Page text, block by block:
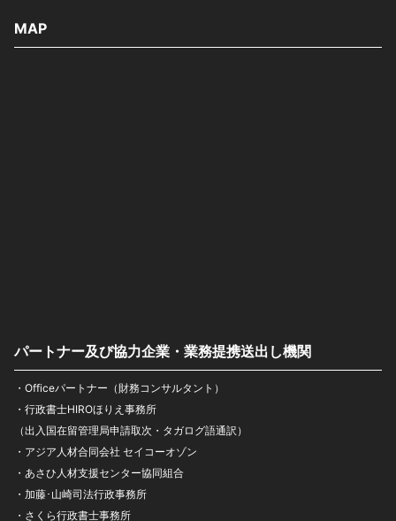
MAP
パートナー及び協力企業・業務提携送出し機関
・Officeパートナー（財務コンサルタント）
・行政書士HIROほりえ事務所
（出入国在留管理局申請取次・タガログ語通訳）
・アジア人材合同会社 セイコーオゾン
・あさひ人材支援センター協同組合
・加藤･山崎司法行政事務所
・さくら行政書士事務所